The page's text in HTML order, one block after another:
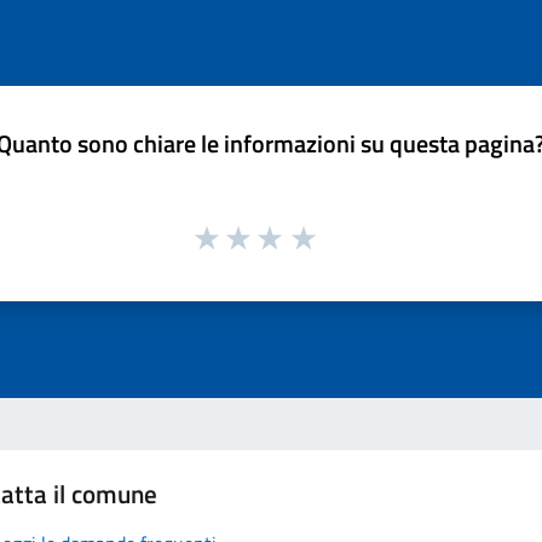
sono chiare le informazioni su questa
il comune